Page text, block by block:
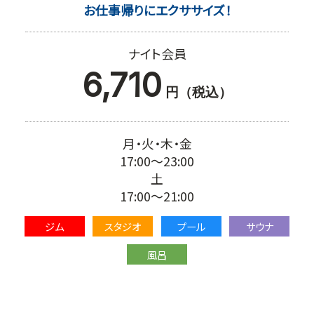
ナイト会員
お仕事帰りにエクササイズ！
6,710 円（税込）
月・火・木・金
17:00～23:00
土
17:00～21:00
ジム スタジオ プール
サウナ
風呂